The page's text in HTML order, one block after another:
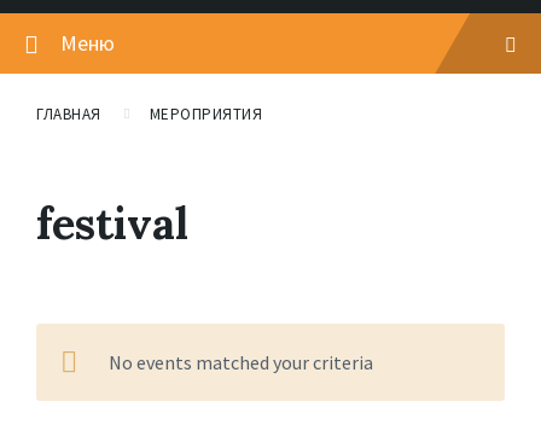
Меню
ГЛАВНАЯ МЕРОПРИЯТИЯ
festival
No events matched your criteria